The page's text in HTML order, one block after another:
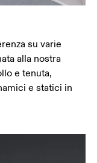
su varie
alla nostra
e tenuta,
e statici in